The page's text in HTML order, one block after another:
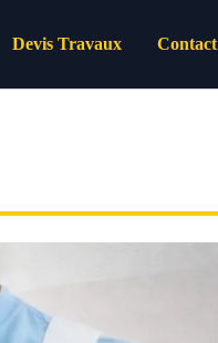
Devis Travaux Contact